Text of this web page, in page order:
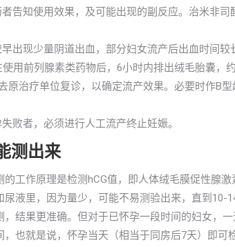
告知使用效果，及可能出现的副反应。治米非
出现少量阴道出血，部分妇女流产后出血时间
用前列腺素类药物后，6小时内排出绒毛胎囊，
原治疗单位复诊，以确定流产效果。必要时作B
败者，必须进行人工流产终止妊娠。
测出来
的工作原理是检测hCG值，即人体绒毛膜促性腺
尿液里，因为量少，可能不易测验出来，直到
，结果更准确。但对于已怀孕一段时间的妇女，
，也就是说，怀孕当天（相当于同房后7天）即